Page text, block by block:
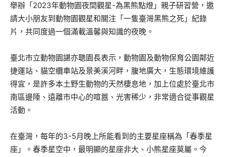
舉辦「2023年動物園夜間觀星-為黑熊點燈」親子研習營，邀
請大小朋友到動物園觀星和關注「一隻臺灣黑熊之死」紀錄
片，共同度過一個滿載溫馨與知識的夜晚。
臺北市立動物園諶亦聰園長表示，動物園及動物保育公園鄰近
捷運站、貓空纜車站及景美溪河畔，腹地廣大，生態環境維護
得宜，是許多本土野生動物的天然棲息地，加上位處於臺北市
南區邊陲、遠離市中心的喧囂、光害稀少，非常適合從事觀星
活動。
在臺灣，每年的3-5月晚上所能看到的主要星座稱為「春季星
座」。春季星空中，最明顯的星座非大、小熊星座莫屬。今